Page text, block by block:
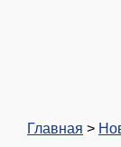
Главная >